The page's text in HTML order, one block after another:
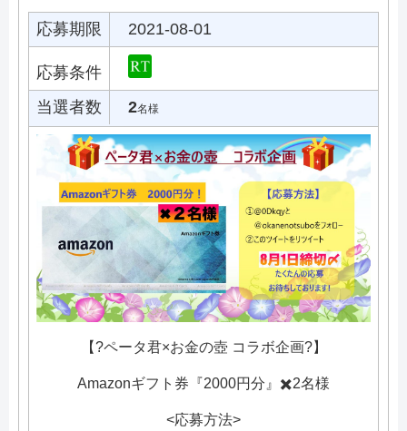
応募期限 2021-08-01
応募条件
当選者数
2名様
【?ペータ君×お金の壺 コラボ企画?】
Amazonギフト券『2000円分』✖️2名様
<応募方法>